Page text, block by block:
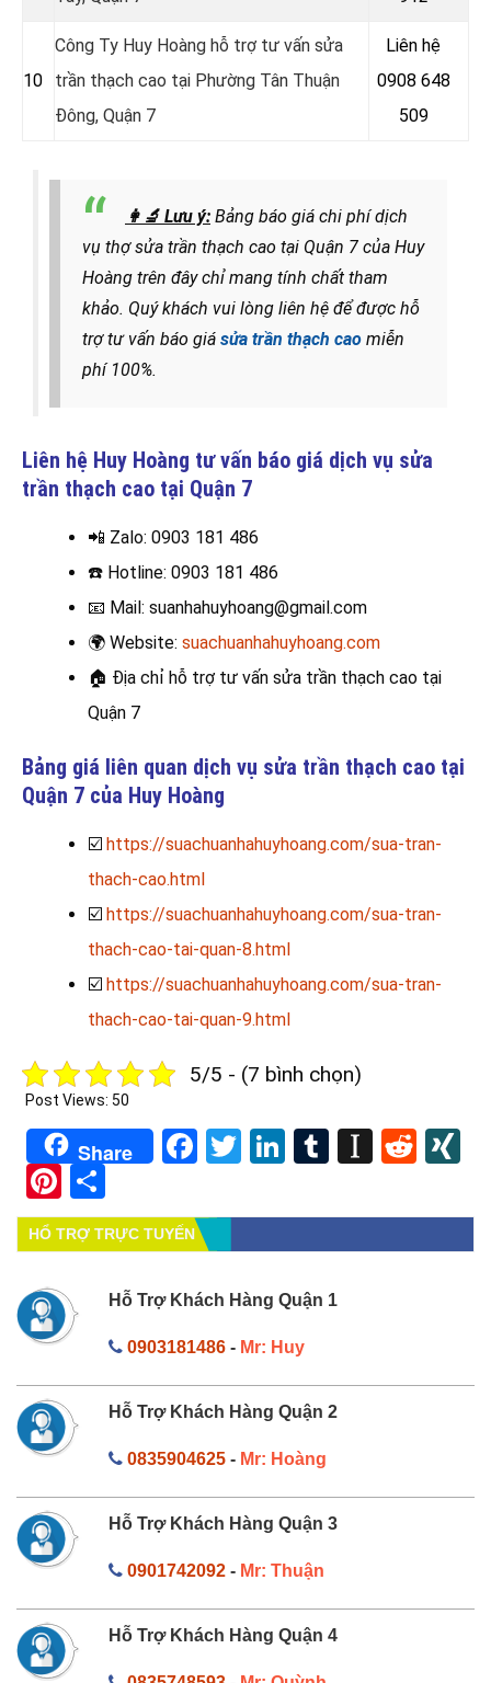
10
Công Ty Huy Hoàng hỗ trợ tư vấn sửa
trần thạch cao tại Phường Tân Thuận
Đông, Quận 7
Liên hệ
0908 648
509
👩‍🔬 Lưu ý: Bảng báo giá chi phí dịch
vụ thợ sửa trần thạch cao tại Quận 7 của Huy
Hoàng trên đây chỉ mang tính chất tham
khảo. Quý khách vui lòng liên hệ để được hỗ
trợ tư vấn báo giá sửa trần thạch cao miễn
phí 100%.
Liên hệ Huy Hoàng tư vấn báo giá dịch vụ sửa
trần thạch cao tại Quận 7
📲 Zalo: 0903 181 486
☎️ Hotline: 0903 181 486
📧 Mail: suanhahuyhoang@gmail.com
🌍 Website: suachuanhahuyhoang.com
🏠 Địa chỉ hỗ trợ tư vấn sửa trần thạch cao tại
Quận 7
Bảng giá liên quan dịch vụ sửa trần thạch cao tại
Quận 7 của Huy Hoàng
☑️ https://suachuanhahuyhoang.com/sua-tran-
thach-cao.html
☑️ https://suachuanhahuyhoang.com/sua-tran-
thach-cao-tai-quan-8.html
☑️ https://suachuanhahuyhoang.com/sua-tran-
thach-cao-tai-quan-9.html
5/5 - (7 bình chọn)
Post Views: 50
Share Facebook
TwitterLinkedIn
Tumblr
Pinterest
HỔ TRỢ TRỰC TUYẾN
Hỗ Trợ Khách Hàng Quận 1
0903181486- Mr: Huy
Hỗ Trợ Khách Hàng Quận 2
0835904625- Mr: Hoàng
Hỗ Trợ Khách Hàng Quận 3
0901742092- Mr: Thuận
Hỗ Trợ Khách Hàng Quận 4